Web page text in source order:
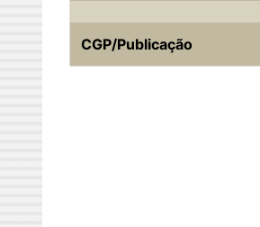
CGP/Publicação